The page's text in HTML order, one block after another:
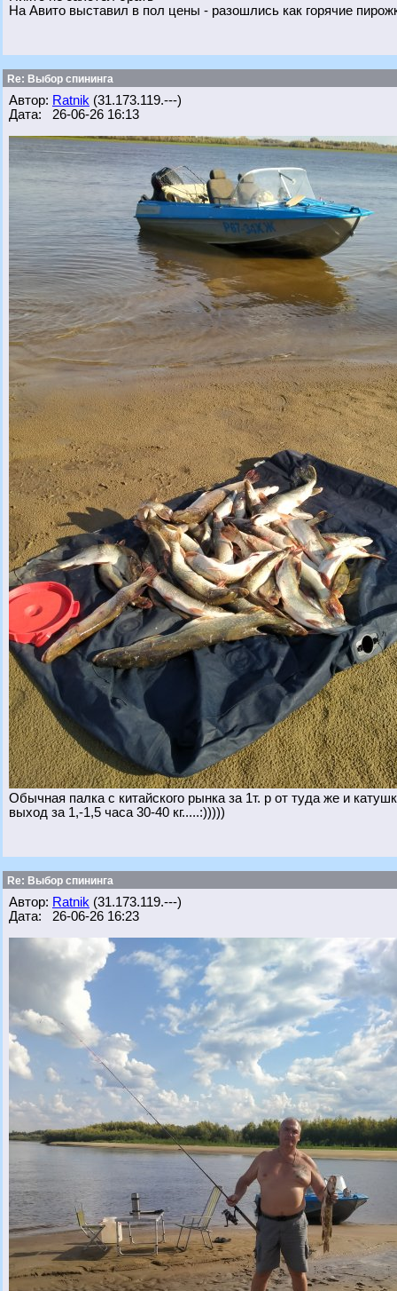
На Авито выставил в пол цены - разошлись как горячие
Re: Выбор спининга
Автор: Ratnik (31.173.119.---)
Дата: 26-06-26 16:13
Обычная палка с китайского рынка за 1т. р от туда же и
выход за 1,-1,5 часа 30-40 кг.....:)))))
Re: Выбор спининга
Автор: Ratnik (31.173.119.---)
Дата: 26-06-26 16:23